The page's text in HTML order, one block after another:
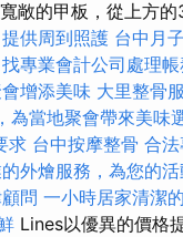
敞的甲板，從上方
供周到照護 台中月
找專業會計公司處理帳
增添美味 大里整骨
為當地聚會帶來美味
求 台中按摩整骨 合
外燴服務，為您的
問 一小時居家清潔
Lines以優異的價格